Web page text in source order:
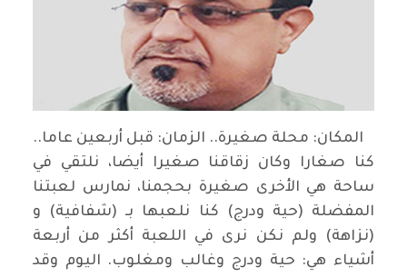
المكان: محلة صغيرة.. الزمان: قبل أربعين عاما..
كنا صغارا وكان زقاقنا صغيرا أيضا، نلتقي في
ساحة هي الأخرى صغيرة بحجمنا، نمارس لعبتنا
المفضلة (حية ودرج) كنا نلعبها بـ (شفافية) و
(نزاهة) ولم نكن نرى في اللعبة أكثر من أربعة
أشياء هي: حية ودرج وغالب ومغلوب. اليوم وقد